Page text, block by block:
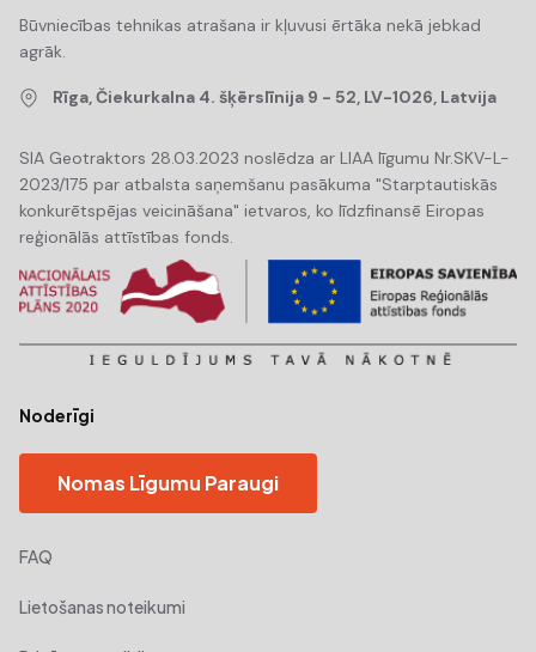
Būvniecības tehnikas atrašana ir kļuvusi ērtāka nekā jebkad
agrāk.
Rīga, Čiekurkalna 4. šķērslīnija 9 - 52, LV-1026, Latvija
SIA Geotraktors 28.03.2023 noslēdza ar LIAA līgumu Nr.SKV-L-
2023/175 par atbalsta saņemšanu pasākuma "Starptautiskās
konkurētspējas veicināšana" ietvaros, ko līdzfinansē Eiropas
reģionālās attīstības fonds.
Noderīgi
Nomas Līgumu Paraugi
FAQ
Lietošanas noteikumi